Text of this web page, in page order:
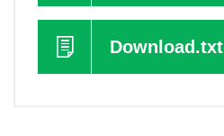
Download.txt